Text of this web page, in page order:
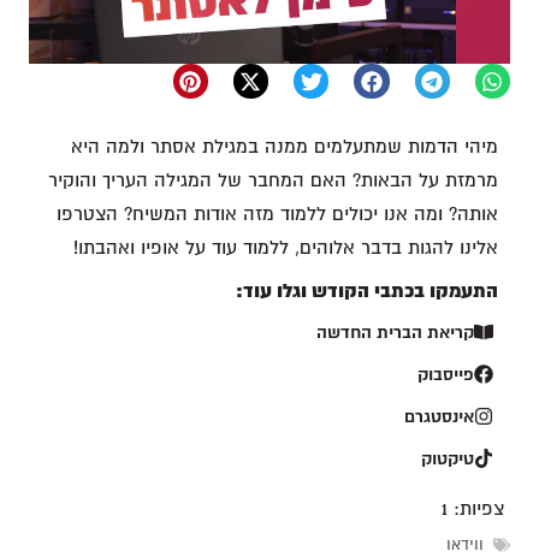
מיהי הדמות שמתעלמים ממנה במגילת אסתר ולמה היא
מרמזת על הבאות? האם המחבר של המגילה העריך והוקיר
אותה? ומה אנו יכולים ללמוד מזה אודות המשיח? הצטרפו
אלינו להגות בדבר אלוהים, ללמוד עוד על אופיו ואהבתו!
התעמקו בכתבי הקודש וגלו עוד:
קריאת הברית החדשה
פייסבוק
אינסטגרם
טיקטוק
צפיות: 1
ווידאו